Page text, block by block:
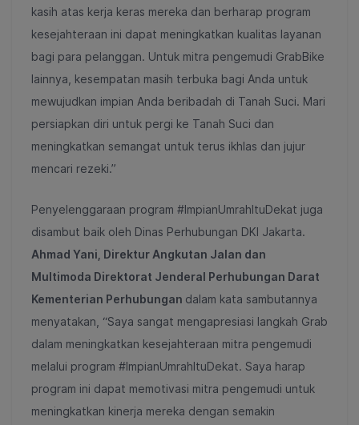
kasih atas kerja keras mereka dan berharap program
kesejahteraan ini dapat meningkatkan kualitas layanan
bagi para pelanggan. Untuk mitra pengemudi GrabBike
lainnya, kesempatan masih terbuka bagi Anda untuk
mewujudkan impian Anda beribadah di Tanah Suci. Mari
persiapkan diri untuk pergi ke Tanah Suci dan
meningkatkan semangat untuk terus ikhlas dan jujur
mencari rezeki.”
Penyelenggaraan program #ImpianUmrahItuDekat juga
disambut baik oleh Dinas Perhubungan DKI Jakarta.
Ahmad Yani, Direktur Angkutan Jalan dan
Multimoda Direktorat Jenderal Perhubungan Darat
Kementerian Perhubungan dalam kata sambutannya
menyatakan, “Saya sangat mengapresiasi langkah Grab
dalam meningkatkan kesejahteraan mitra pengemudi
melalui program #ImpianUmrahItuDekat. Saya harap
program ini dapat memotivasi mitra pengemudi untuk
meningkatkan kinerja mereka dengan semakin